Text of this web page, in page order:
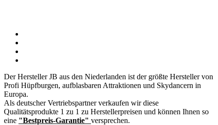
Der Hersteller JB aus den Niederlanden ist der größte Hersteller von
Profi Hüpfburgen, aufblasbaren Attraktionen und Skydancern in
Europa.
Als deutscher Vertriebspartner verkaufen wir diese
Qualitätsprodukte 1 zu 1 zu Herstellerpreisen und können Ihnen so
eine "Bestpreis-Garantie" versprechen.